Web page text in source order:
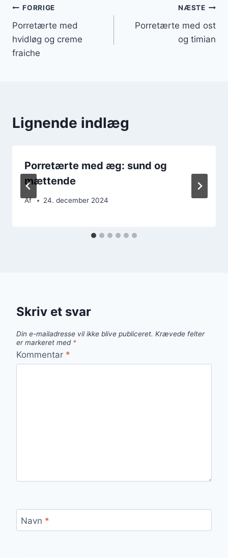
Indlægsnavigation
FORRIGE
Porretærte med
hvidløg og creme
fraiche
NÆSTE
Porretærte med ost
og timian
Lignende indlæg
Porretærte med æg: sund og
mættende
Af 24. december 2024
Skriv et svar
Din e-mailadresse vil ikke blive publiceret. Krævede felter
er markeret med *
Kommentar *
Navn *